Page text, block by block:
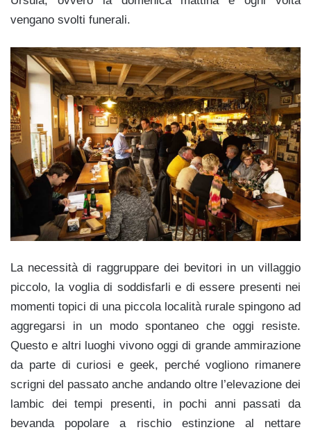
vengano svolti funerali.
La necessità di raggruppare dei bevitori in un villaggio
piccolo, la voglia di soddisfarli e di essere presenti nei
momenti topici di una piccola località rurale spingono ad
aggregarsi in un modo spontaneo che oggi resiste.
Questo e altri luoghi vivono oggi di grande ammirazione
da parte di curiosi e geek, perché vogliono rimanere
scrigni del passato anche andando oltre l’elevazione dei
lambic dei tempi presenti, in pochi anni passati da
bevanda popolare a rischio estinzione al nettare